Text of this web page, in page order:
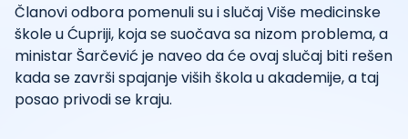
Članovi odbora pomenuli su i slučaj Više medicinske
škole u Ćupriji, koja se suočava sa nizom problema, a
ministar Šarčević je naveo da će ovaj slučaj biti rešen
kada se završi spajanje viših škola u akademije, a taj
posao privodi se kraju.